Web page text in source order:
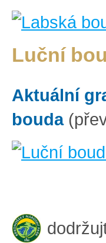
Luční
Aktuální
bouda